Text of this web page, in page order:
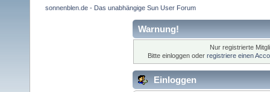
sonnenblen.de - Das unabhängige Sun User Forum
Warnung!
Nur registrierte
Bitte einloggen oder registriere einen
Einloggen